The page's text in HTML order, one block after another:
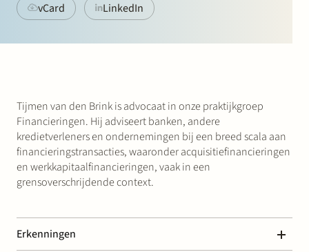
vCard LinkedIn
Tijmen van den Brink is advocaat in onze praktijkgroep
Financieringen. Hij adviseert banken, andere
kredietverleners en ondernemingen bij een breed scala aan
financieringstransacties, waaronder acquisitiefinancieringen
en werkkapitaalfinancieringen, vaak in een
grensoverschrijdende context.
Erkenningen